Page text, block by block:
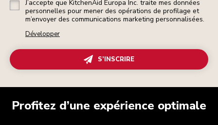
J’accepte que KitchenAid Europa Inc. traite mes données
personnelles pour mener des opérations de profilage et
m’envoyer des communications marketing personnalisées.
Développer
S’INSCRIRE
Profitez d’une expérience optimale